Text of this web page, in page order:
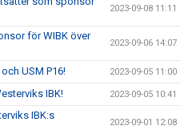
2023-09-08 11:11
för WIBK över
2023-09-06 14:07
USM P16! 2023-09-05 11:00
IBK! 2023-09-05 10:41
IBK:s
2023-09-01 12:08